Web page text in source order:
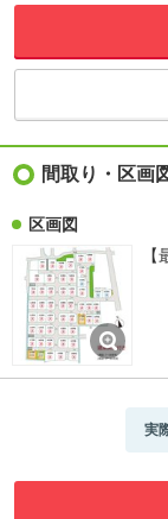
間取り・区画
区画図
実